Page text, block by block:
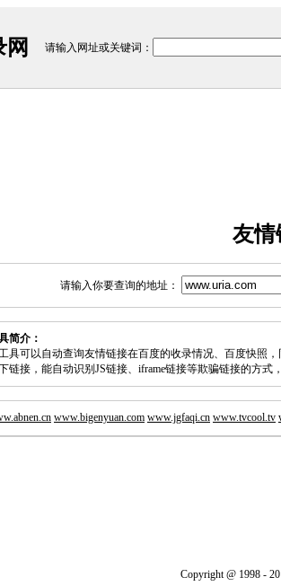
网 请输入网址或关键词：
友情
请输入你要查询的地址：
简介：
具可以自动查询友情链接在百度的收录情况、百度快照
链接，能自动识别JS链接、iframe链接等欺骗链接的方式
www.bigenyuan.com www.jgfaqi.cn www.tvcool.tv
Copyright @ 1998 -